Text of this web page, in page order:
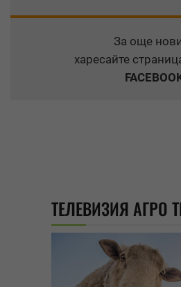
За още
харесайте
ТЕЛЕВИЗИЯ АГРО